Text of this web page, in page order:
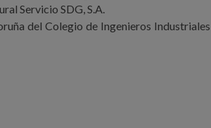
Servicio SDG, S.A.
del Colegio de Ingenieros Industriales